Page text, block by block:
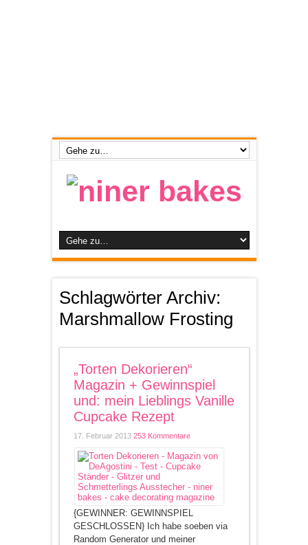
Schlagwörter Archiv:
Marshmallow Frosting
„Torten Dekorieren“
Magazin + Gewinnspiel
und: mein Lieblings Vanille
Cupcake Rezept
17. Februar 2013 253 Kommentare
{GEWINNER: GEWINNSPIEL
GESCHLOSSEN} Ich habe soeben via
Random Generator und meiner